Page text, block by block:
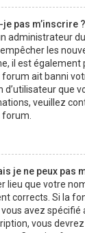
pas m’inscrire ?
administrateur
les
il est également
ait banni
d’utilisateur que
veuillez
forum.
je ne peux pas
lieu que votre
corrects. Si la
avez spécifié
vous